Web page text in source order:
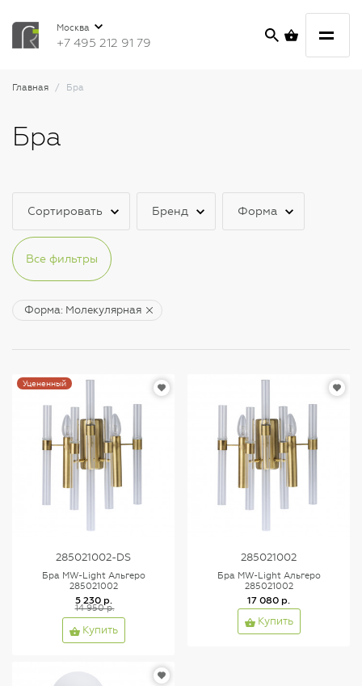
Москва
+7 495 212 91 79
Главная Бра
Бра
Сортировать Бренд Форма
Все фильтры
Форма: Молекулярная
Уцененный
285021002-DS
Бра MW-Light Альгеро
285021002
5 230 р.
14 950 р.
Купить
285021002
Бра MW-Light Альгеро
285021002
17 080 р.
Купить